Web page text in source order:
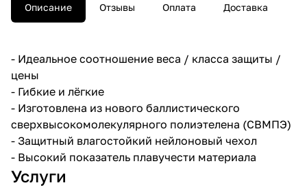
Описание Отзывы Оплата Доставка
- Идеальное соотношение веса / класса защиты /
цены
- Гибкие и лёгкие
- Изготовлена из нового баллистического
сверхвысокомолекулярного полиэтелена (СВМПЭ)
- Защитный влагостойкий нейлоновый чехол
- Высокий показатель плавучести материала
Услуги